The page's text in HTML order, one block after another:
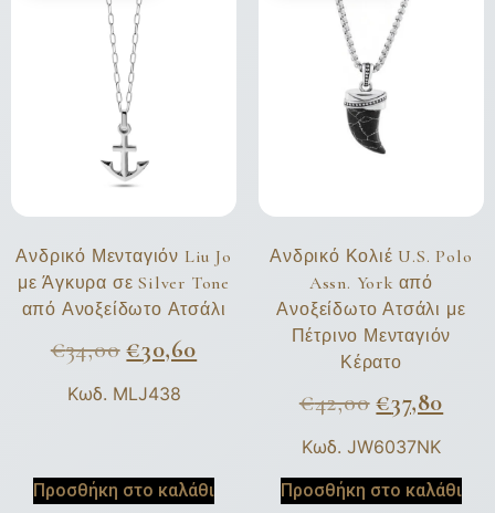
Ανδρικό Μενταγιόν Liu Jo
με Άγκυρα σε Silver Tone
από Ανοξείδωτο Ατσάλι
€34,00 €30,60
Κωδ. MLJ438
Προσθήκη στο καλάθι
Ανδρικό Κολιέ U.S. Polo
Assn. York από
Ανοξείδωτο Ατσάλι με
Πέτρινο Μενταγιόν
Κέρατο
€42,00 €37,80
Κωδ. JW6037NK
Προσθήκη στο καλάθι